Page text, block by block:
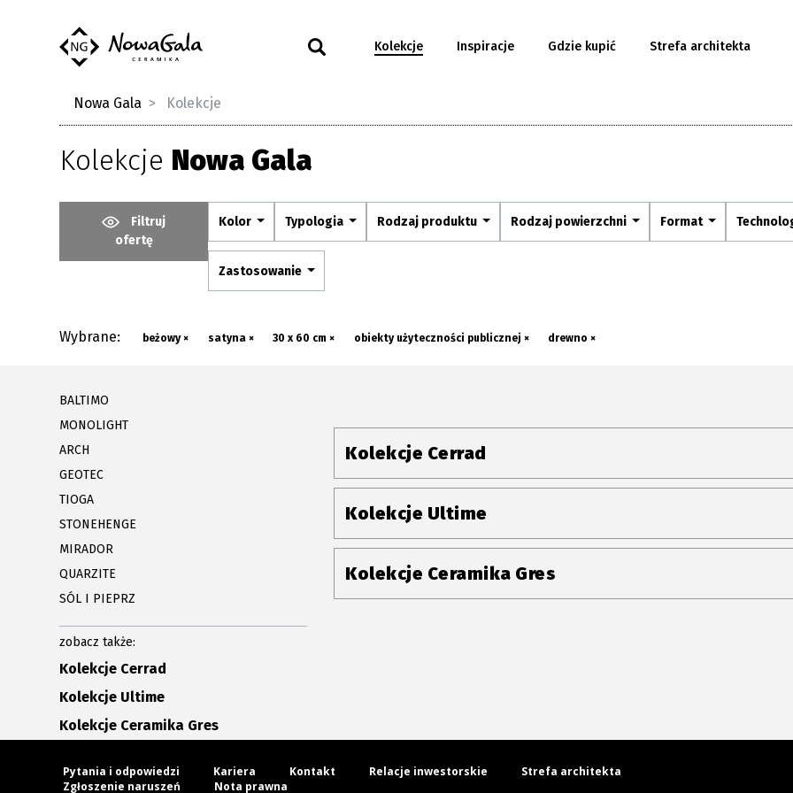
Kolekcje Inspiracje Gdzie kupić Strefa architekta
Nowa Gala Kolekcje
Kolekcje Nowa Gala
Filtruj
ofertę
Kolor Typologia Rodzaj produktu Rodzaj powierzchni Format
Zastosowanie
Wybrane: beżowy × satyna × 30 x 60 cm × obiekty użyteczności publicznej × drewno ×
BALTIMO
MONOLIGHT
ARCH
GEOTEC
TIOGA
STONEHENGE
MIRADOR
QUARZITE
SÓL I PIEPRZ
zobacz także:
Kolekcje Cerrad
Kolekcje Ultime
Kolekcje Ceramika Gres
Kolekcje Cerrad
Kolekcje Ultime
Kolekcje Ceramika Gres
Pytania i odpowiedzi Kariera Kontakt Relacje inwestorskie
Strefa architekta
Zgłoszenie naruszeń
Nota prawna